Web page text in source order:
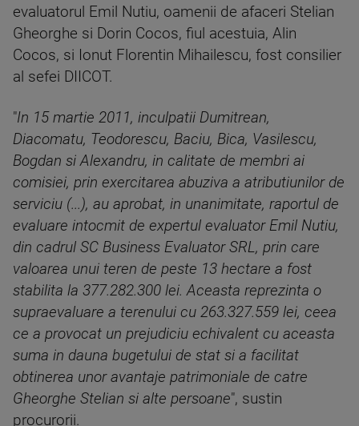
evaluatorul Emil Nutiu, oamenii de afaceri Stelian
Gheorghe si Dorin Cocos, fiul acestuia, Alin
Cocos, si Ionut Florentin Mihailescu, fost consilier
al sefei DIICOT.
"In 15 martie 2011, inculpatii Dumitrean,
Diacomatu, Teodorescu, Baciu, Bica, Vasilescu,
Bogdan si Alexandru, in calitate de membri ai
comisiei, prin exercitarea abuziva a atributiunilor de
serviciu (...), au aprobat, in unanimitate, raportul de
evaluare intocmit de expertul evaluator Emil Nutiu,
din cadrul SC Business Evaluator SRL, prin care
valoarea unui teren de peste 13 hectare a fost
stabilita la 377.282.300 lei. Aceasta reprezinta o
supraevaluare a terenului cu 263.327.559 lei, ceea
ce a provocat un prejudiciu echivalent cu aceasta
suma in dauna bugetului de stat si a facilitat
obtinerea unor avantaje patrimoniale de catre
Gheorghe Stelian si alte persoane", sustin
procurorii.